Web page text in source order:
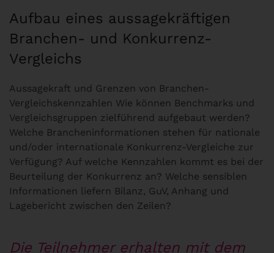
Aufbau eines aussagekräftigen
Branchen- und Konkurrenz-
Vergleichs
Aussagekraft und Grenzen von Branchen-
Vergleichskennzahlen Wie können Benchmarks und
Vergleichsgruppen zielführend aufgebaut werden?
Welche Brancheninformationen stehen für nationale
und/oder internationale Konkurrenz-Vergleiche zur
Verfügung? Auf welche Kennzahlen kommt es bei der
Beurteilung der Konkurrenz an? Welche sensiblen
Informationen liefern Bilanz, GuV, Anhang und
Lagebericht zwischen den Zeilen?
Die Teilnehmer erhalten mit dem